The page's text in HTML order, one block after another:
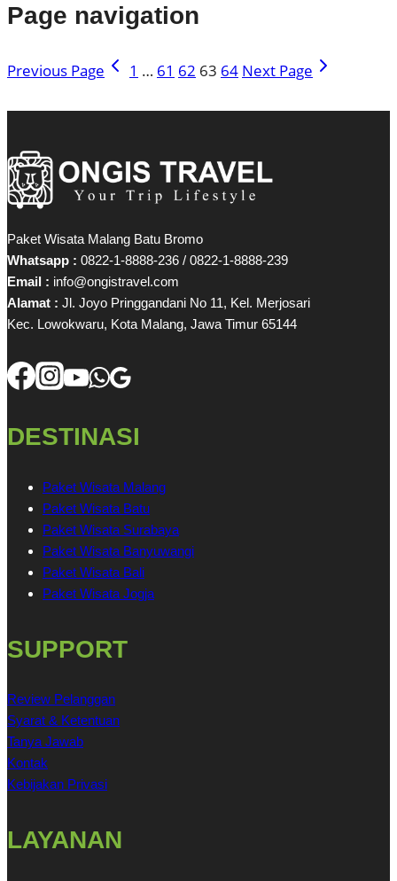
Page navigation
Previous Page 1 … 61 62 63 64 Next Page
Paket Wisata Malang Batu Bromo
Whatsapp : 0822-1-8888-236 / 0822-1-8888-239
Email : info@ongistravel.com
Alamat : Jl. Joyo Pringgandani No 11, Kel. Merjosari
Kec. Lowokwaru, Kota Malang, Jawa Timur 65144
DESTINASI
Paket Wisata Malang
Paket Wisata Batu
Paket Wisata Surabaya
Paket Wisata Banyuwangi
Paket Wisata Bali
Paket Wisata Jogja
SUPPORT
Review Pelanggan
Syarat & Ketentuan
Tanya Jawab
Kontak
Kebijakan Privasi
LAYANAN